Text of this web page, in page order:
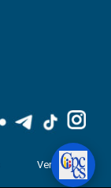
Ventanilla